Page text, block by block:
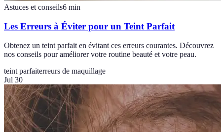
Astuces et conseils6 min
Les Erreurs à Éviter pour un Teint Parfait
Obtenez un teint parfait en évitant ces erreurs courantes. Découvrez
nos conseils pour améliorer votre routine beauté et votre peau.
teint parfaiterreurs de maquillage
Jul 30